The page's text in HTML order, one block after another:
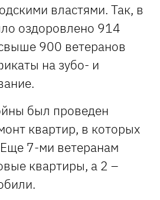
властями. Так, в
оздоровлено 914
900 ветеранов
на зубо- и
был проведен
квартир, в которых
7-ми ветеранам
квартиры, а 2 –